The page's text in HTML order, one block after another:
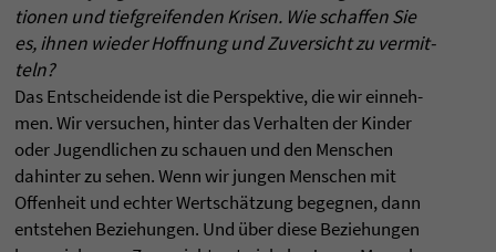
tio­nen und tief­grei­fen­den Kri­sen. Wie schaf­fen Sie
es, ihnen wie­der Hoff­nung und Zuver­sicht zu ver­mit­
teln?
Das Ent­schei­dende ist die Per­spek­tive, die wir ein­neh­
men. Wir ver­su­chen, hin­ter das Ver­hal­ten der Kin­der
oder Jugend­li­chen zu schauen und den Men­schen
dahin­ter zu sehen. Wenn wir jun­gen Men­schen mit
Offen­heit und ech­ter Wertschätzung begeg­nen, dann
ent­ste­hen Bezie­hun­gen. Und über diese Bezie­hun­gen